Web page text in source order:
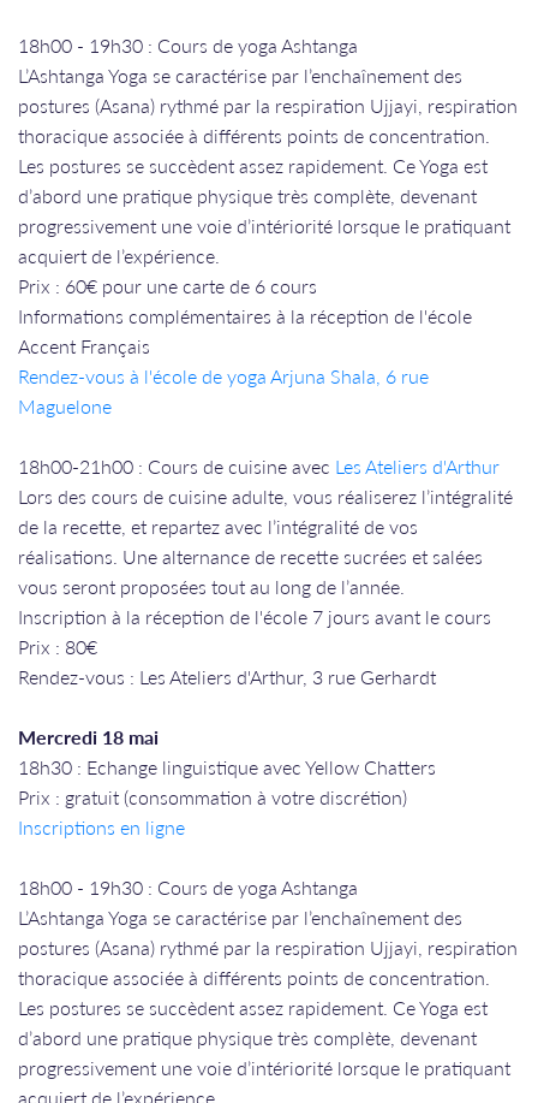
​​​​​​​18h00 - 19h30 : Cours de yoga Ashtanga
L’Ashtanga Yoga se caractérise par l’enchaînement des
postures (Asana) rythmé par la respiration Ujjayi, respiration
thoracique associée à différents points de concentration.
Les postures se succèdent assez rapidement. Ce Yoga est
d’abord une pratique physique très complète, devenant
progressivement une voie d’intériorité lorsque le pratiquant
acquiert de l’expérience.
Prix : 60€ pour une carte de 6 cours
Informations complémentaires à la réception de l'école
Accent Français
Rendez-vous à l'école de yoga Arjuna Shala, 6 rue
Maguelone
18h00-21h00 : Cours de cuisine avec Les Ateliers d'Arthur
Lors des cours de cuisine adulte, vous réaliserez l’intégralité
de la recette, et repartez avec l’intégralité de vos
réalisations. Une alternance de recette sucrées et salées
vous seront proposées tout au long de l’année.
Inscription à la réception de l'école 7 jours avant le cours
Prix : 80€
Rendez-vous : Les Ateliers d'Arthur, 3 rue Gerhardt
Mercredi 18 mai
18h30 : Echange linguistique avec Yellow Chatters
Prix : gratuit (consommation à votre discrétion)
Inscriptions en ligne
​​​​​​​18h00 - 19h30 : Cours de yoga Ashtanga
L’Ashtanga Yoga se caractérise par l’enchaînement des
postures (Asana) rythmé par la respiration Ujjayi, respiration
thoracique associée à différents points de concentration.
Les postures se succèdent assez rapidement. Ce Yoga est
d’abord une pratique physique très complète, devenant
progressivement une voie d’intériorité lorsque le pratiquant